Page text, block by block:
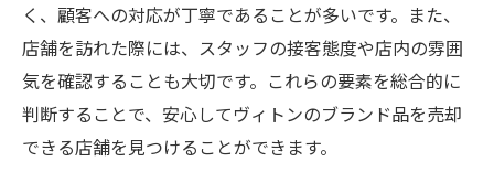
く、顧客への対応が丁寧であることが多いです。また、
店舗を訪れた際には、スタッフの接客態度や店内の雰囲
気を確認することも大切です。これらの要素を総合的に
判断することで、安心してヴィトンのブランド品を売却
できる店舗を見つけることができます。